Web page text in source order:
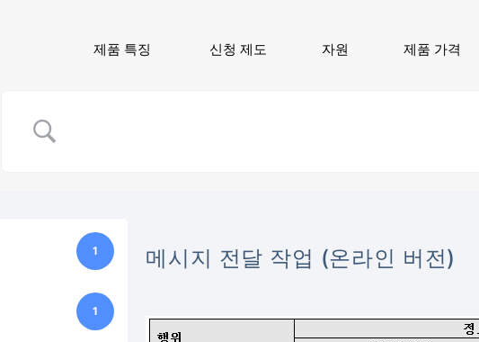
제품 특징 신청 제도 자원 제품 가격
1
1
메시지 전달 작업 (온라인 버전)